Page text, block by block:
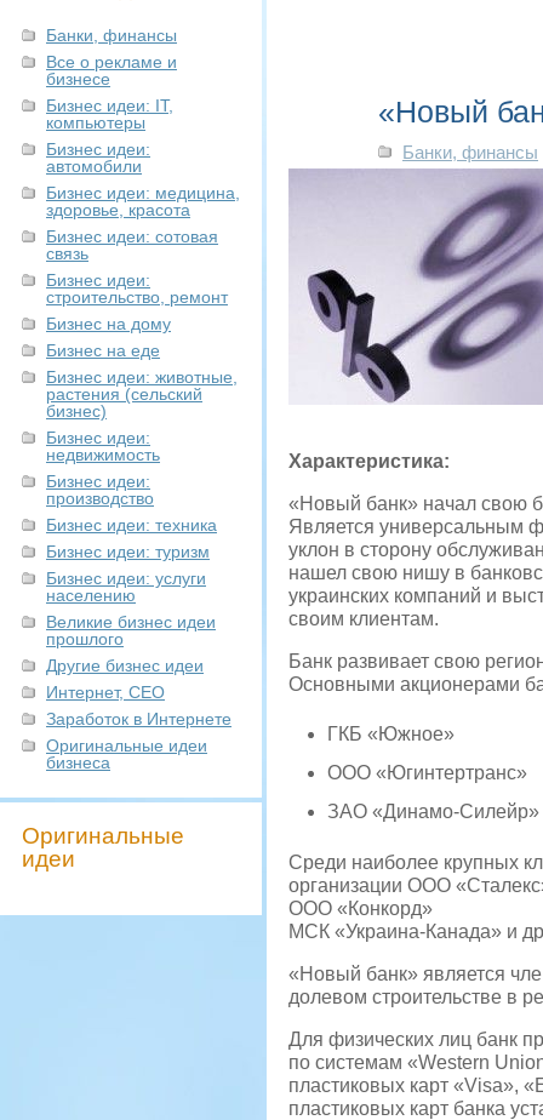
Банки, финансы
Все о рекламе и
бизнесе
Бизнес идеи: IT,
компьютеры
Бизнес идеи:
автомобили
Бизнес идеи: медицина,
здоровье, красота
Бизнес идеи: сотовая
связь
Бизнес идеи:
строительство, ремонт
Бизнес на дому
Бизнес на еде
Бизнес идеи: животные,
растения (сельский
бизнес)
Бизнес идеи:
недвижимость
Бизнес идеи:
производство
Бизнес идеи: техника
Бизнес идеи: туризм
Бизнес идеи: услуги
населению
Великие бизнес идеи
прошлого
Другие бизнес идеи
Интернет, СЕО
Заработок в Интернете
Оригинальные идеи
бизнеса
Оригинальные
идеи
«Новый
Банки, финансы
Характеристика:
«Новый банк» начал свою
Является универсальным
уклон в сторону
нашел свою нишу в
украинских компаний и
своим клиентам.
Банк развивает свою
Основными акционерами
ГКБ «Южное»
ООО «Югинтертранс»
ЗАО «Динамо-Силейр»
Среди наиболее крупных
организации ООО
ООО «Конкорд»
МСК «Украина-Канада» и
«Новый банк» является
долевом строительстве в
Для физических лиц банк
по системам «Western
пластиковых карт «Visa»,
пластиковых карт банка